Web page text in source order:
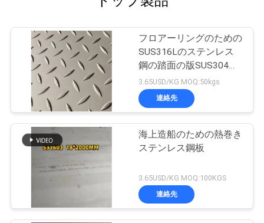
フロアーリングのための
SUS316Lのステンレス
鋼の踏面の版SUS304
SUS316L
3.65USD/KG MOQ:50kgs
連絡先
海上造船のための熱巻き
ステンレス鋼板
3.65USD/KG MOQ:100KGS
連絡先